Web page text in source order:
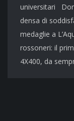
universitari
densa di
medaglie a
rossoneri: il
4X400, da